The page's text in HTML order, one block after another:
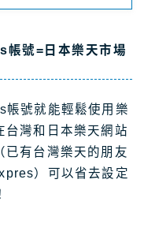
號=日本樂天市場
號就能輕鬆使用樂
台灣和日本樂天網站
（已有台灣樂天的朋友
）可以省去設定